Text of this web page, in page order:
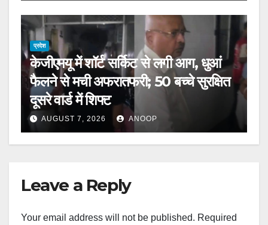
प्रदेश
केजीएमयू में शॉर्ट सर्किट से लगी आग, धुआं
फैलने से मची अफरातफरी; 50 बच्चे सुरक्षित
दूसरे वार्ड में शिफ्ट
AUGUST 7, 2026 ANOOP
Leave a Reply
Your email address will not be published. Required